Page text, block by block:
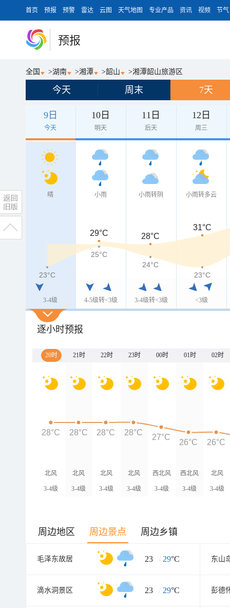
首页 预报 预警 雷达 云图 天气地图 专业产品 资讯 视频 节气
预报
全国 >湖南 >湘潭 >韶山 >湘潭韶山旅游区
今天 周末 7天
9日
今天
10日
明天
11日
后天
12日
周三
晴
3-4级
小雨
4-5级转<3级
小雨转阴
3-4级转<3级
小雨转多云
<3级
29°C 28°C
31°C
23°C
25°C
24°C
23°C
逐小时预报
20时 21时 22时 23时 00时 01时 02时
北风
3-4级
北风
3-4级
北风
3-4级
北风
3-4级
西北风
3-4级
西北风
3-4级
北风
3-4级
28°C 28°C 28°C 28°C
27°C
26°C 26°C
周边地区 周边景点 周边乡镇
毛泽东故居 23 / 29°C 东山
滴水洞景区 23 / 29°C 彭德